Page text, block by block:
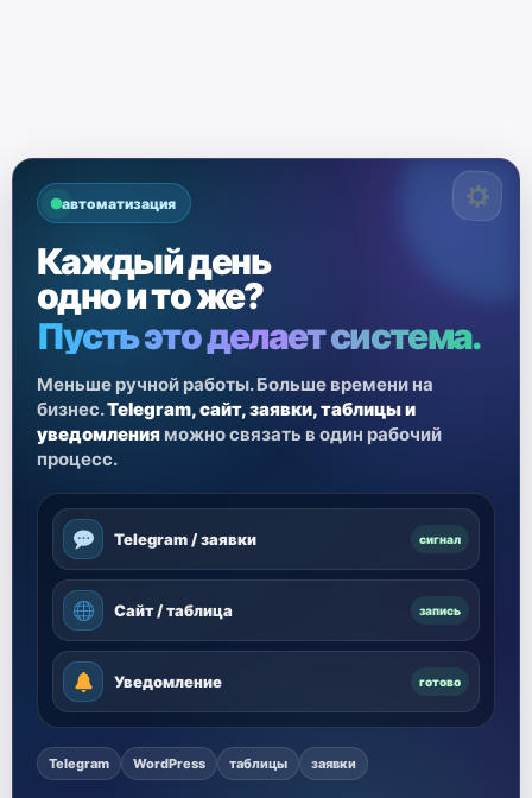
автоматизация
Каждый день
одно и то же?
Пусть это делает система.
Меньше ручной работы. Больше времени на
бизнес.Telegram, сайт, заявки, таблицы и
уведомления можно связать в один рабочий
процесс.
Telegram / заявки сигнал
Сайт / таблица запись
Уведомление готово
Telegram WordPress таблицы заявки